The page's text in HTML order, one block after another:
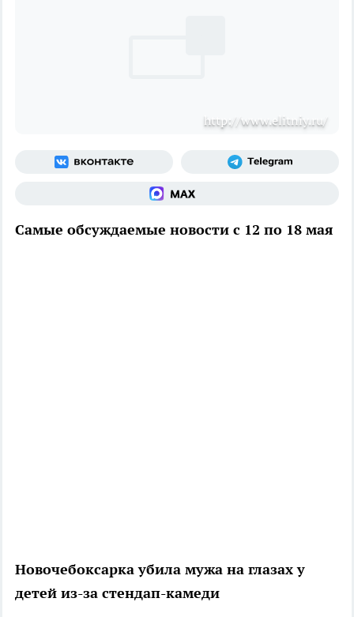
http://www.elitniy.ru/
Самые обсуждаемые новости с 12 по 18 мая
Новочебоксарка убила мужа на глазах у
детей из-за стендап-камеди